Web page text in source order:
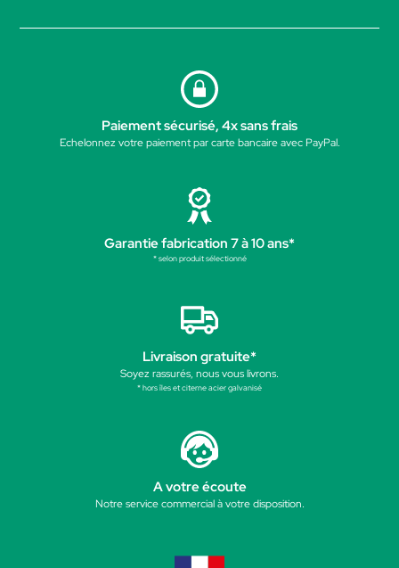
Paiement sécurisé, 4x sans frais
Echelonnez votre paiement par carte bancaire avec PayPal.
Garantie fabrication 7 à 10 ans*
* selon produit sélectionné
Livraison gratuite*
Soyez rassurés, nous vous livrons.
* hors îles et citerne acier galvanisé
A votre écoute
Notre service commercial à votre disposition.